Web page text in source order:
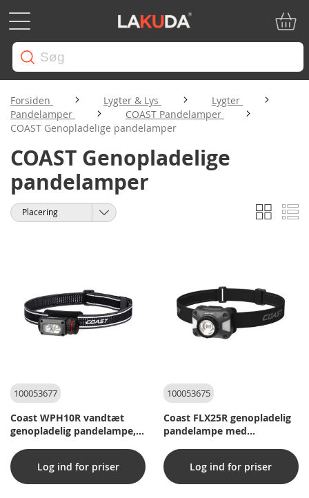
Forsiden Lygter & Lys
Lygter
Pandelamper
COAST Pandelamper
COAST Genopladelige pandelamper
COAST Genopladelige
pandelamper
Vis
som
Gitter
Sorter
100053677
Coast WPH10R vandtæt
genopladelig pandelampe,
lumen
Log ind for priser
100053675
Coast FLX25R genopladelig
pandelampe med
Log ind for priser